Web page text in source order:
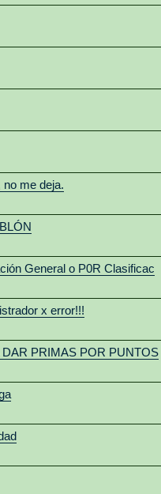
me deja.
General o P0R Clasificac
x error!!!
PRIMAS POR PUNTOS